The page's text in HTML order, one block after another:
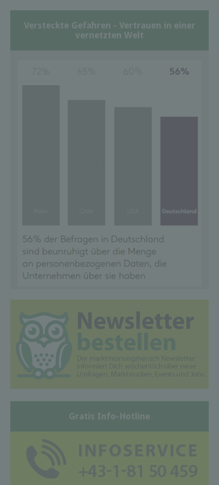
Versteckte Gefahren - Vertrauen in einer
vernetzten Welt
Gratis Info-Hotline